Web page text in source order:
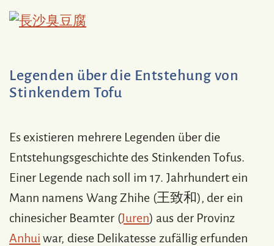
Legenden über die Entstehung von
Stinkendem Tofu
Es existieren mehrere Legenden über die
Entstehungsgeschichte des Stinkenden Tofus.
Einer Legende nach soll im 17. Jahrhundert ein
Mann namens Wang Zhihe (王致和), der ein
chinesicher Beamter (Juren) aus der Provinz
Anhui war, diese Delikatesse zufällig erfunden